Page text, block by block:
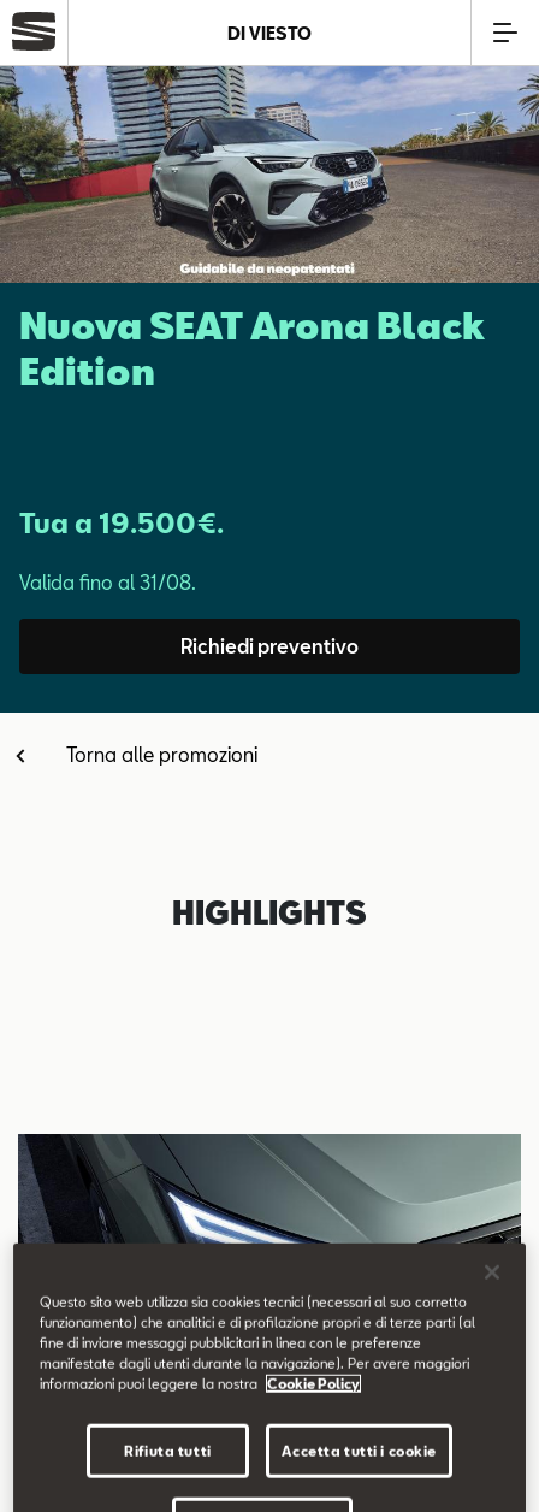
Azienda
Modelli
Offerte
Service
Configuratore
DI VIESTO
Nuova SEAT Arona Black
Edition
Tua a 19.500€.
Valida fino al 31/08.
Richiedi preventivo
Torna alle promozioni
HIGHLIGHTS
Questo sito web utilizza sia cookies tecnici (necessari al suo corretto
funzionamento) che analitici e di profilazione propri e di terze parti (al
fine di inviare messaggi pubblicitari in linea con le preferenze
manifestate dagli utenti durante la navigazione). Per avere maggiori
informazioni puoi leggere la nostra
Cookie Policy
Rifiuta tutti Accetta tutti i cookie